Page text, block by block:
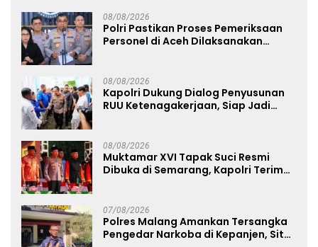
08/08/2026
Polri Pastikan Proses Pemeriksaan
Personel di Aceh Dilaksanakan
08/08/2026
Kapolri Dukung Dialog Penyusunan
RUU Ketenagakerjaan, Siap Jadi
08/08/2026
Muktamar XVI Tapak Suci Resmi
Dibuka di Semarang, Kapolri Terima
07/08/2026
Polres Malang Amankan Tersangka
Pengedar Narkoba di Kepanjen, Sita